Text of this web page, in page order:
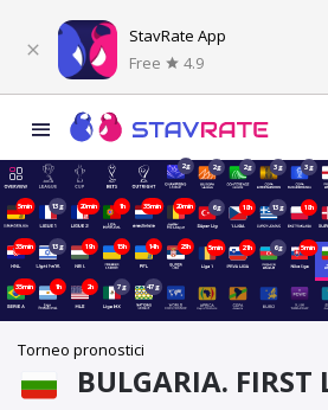
StavRate App
Free
4.9
2g 2g 2g 3g 3g
5min 13g 20min 1h 35min 20min 6g 18h 13g 18h
35min 13g 19h 15h 14h 23h 5min 21h 6g 5min
35min 1h 2h 7g 47g
Torneo pronostici
BULGARIA. FIRST